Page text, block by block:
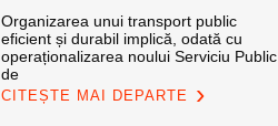
Organizarea unui transport public
eficient și durabil implică, odată cu
operaționalizarea noului Serviciu Public
de
CITEȘTE MAI DEPARTE